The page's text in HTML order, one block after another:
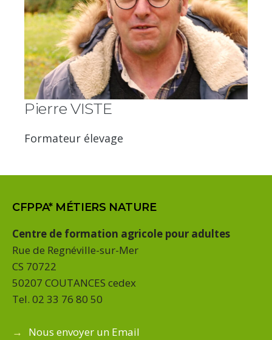
Pierre VISTE
Formateur élevage
CFPPA* MÉTIERS NATURE
Centre de formation agricole pour adultes
Rue de Regnéville-sur-Mer
CS 70722
50207 COUTANCES cedex
Tel. 02 33 76 80 50
→ Nous envoyer un Email